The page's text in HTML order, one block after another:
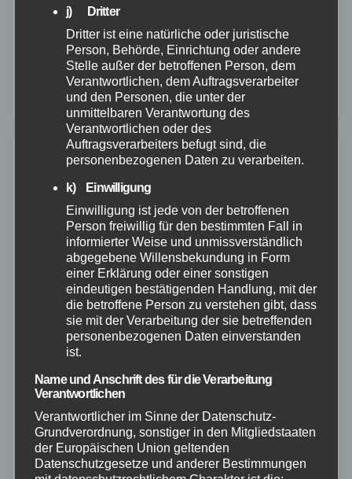
Original-Bild vom Melder Linz Die
Verbandsgemeindeverwaltung Linz warnt die
Bevölkerung nach der Sichtung einer mutmaßlichen
Giftschlange im Bereich des Roniger Wegs in Linz
am Rhein. Ein Bürger hatte der
Verbandsgemeindeverwaltung…
Brand in leerstehendem Gebäude in
Asbach schnell gelöscht
j) Dritter
Dritter ist eine natürliche oder juristische
Person, Behörde, Einrichtung oder andere
Stelle außer der betroffenen Person, dem
Verantwortlichen, dem Auftragsverarbeiter
und den Personen, die unter der
unmittelbaren Verantwortung des
Verantwortlichen oder des
Auftragsverarbeiters befugt sind, die
personenbezogenen Daten zu verarbeiten.
k) Einwilligung
Einwilligung ist jede von der betroffenen
Person freiwillig für den bestimmten Fall in
informierter Weise und unmissverständlich
abgegebene Willensbekundung in Form
einer Erklärung oder einer sonstigen
eindeutigen bestätigenden Handlung, mit der
die betroffene Person zu verstehen gibt, dass
sie mit der Verarbeitung der sie betreffenden
personenbezogenen Daten einverstanden
ist.
Name und Anschrift des für die Verarbeitung
Verantwortlichen
Verantwortlicher im Sinne der Datenschutz-
Grundverordnung, sonstiger in den Mitgliedstaaten
der Europäischen Union geltenden
Datenschutzgesetze und anderer Bestimmungen